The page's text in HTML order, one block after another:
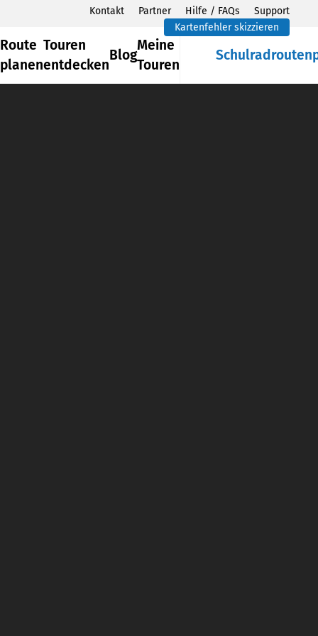
Kontakt Partner Hilfe / FAQs
Support
Kartenfehler skizzieren
Route
planen
Touren
entdecken
Blog
Meine
Touren